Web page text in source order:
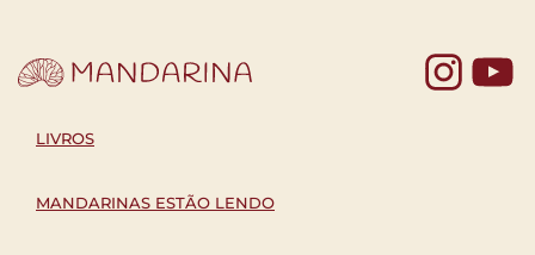
LIVROS
MANDARINAS ESTÃO LENDO